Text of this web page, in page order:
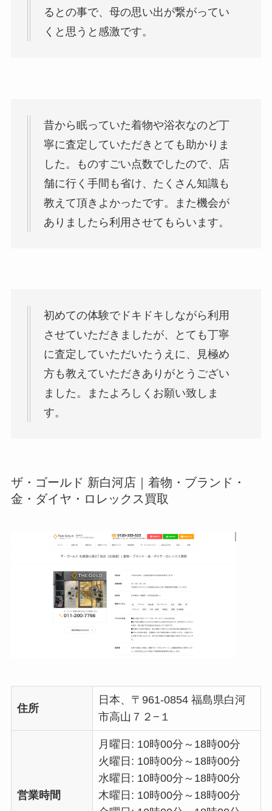
るとの事で、母の思い出が繋がってい
くと思うと感激です。
昔から眠っていた着物や浴衣なのど丁
寧に査定していただきとても助かりま
した。ものすごい点数でしたので、店
舗に行く手間も省け、たくさん知識も
教えて頂きよかったです。また機会が
ありましたら利用させてもらいます。
初めての体験でドキドキしながら利用
させていただきましたが、とても丁寧
に査定していただいたうえに、見極め
方も教えていただきありがとうござい
ました。またよろしくお願い致しま
す。
ザ・ゴールド 新白河店｜着物・ブランド・
金・ダイヤ・ロレックス買取
住所
日本、〒961-0854 福島県白河
市高山７２−１
営業時間
月曜日: 10時00分～18時00分
火曜日: 10時00分～18時00分
水曜日: 10時00分～18時00分
木曜日: 10時00分～18時00分